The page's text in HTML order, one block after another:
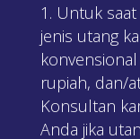
Untuk saat
jenis utang
rupiah, dan/
Konsultan
Anda jika